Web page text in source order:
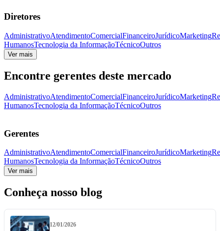
Diretores
AdministrativoAtendimentoComercialFinanceiroJurídicoMarketing
HumanosTecnologia da InformaçãoTécnicoOutros
Ver mais
Encontre gerentes deste mercado
AdministrativoAtendimentoComercialFinanceiroJurídicoMarketing
HumanosTecnologia da InformaçãoTécnicoOutros
Gerentes
AdministrativoAtendimentoComercialFinanceiroJurídicoMarketing
HumanosTecnologia da InformaçãoTécnicoOutros
Ver mais
Conheça nosso blog
12/01/2026